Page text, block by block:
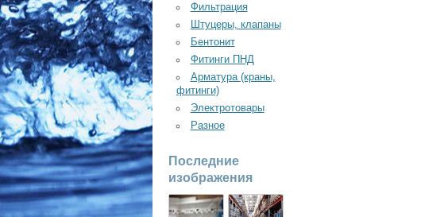
Фильтрация
Штуцеры, клапаны
Бентонит
Фитинги ПНД
Арматура (краны,
фитинги)
Электротовары
Разное
Последние
изображения